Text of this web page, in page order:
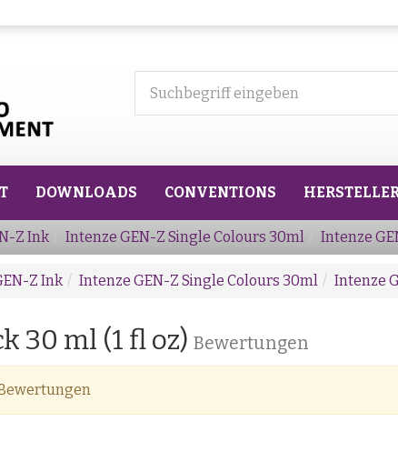
DOWNLOADS CONVENTIONS
Z Ink Intenze GEN-Z Single Colours 30ml Intenze
Z Ink Intenze GEN-Z Single Colours 30ml Intenze
30 ml (1 fl oz) Bewertungen